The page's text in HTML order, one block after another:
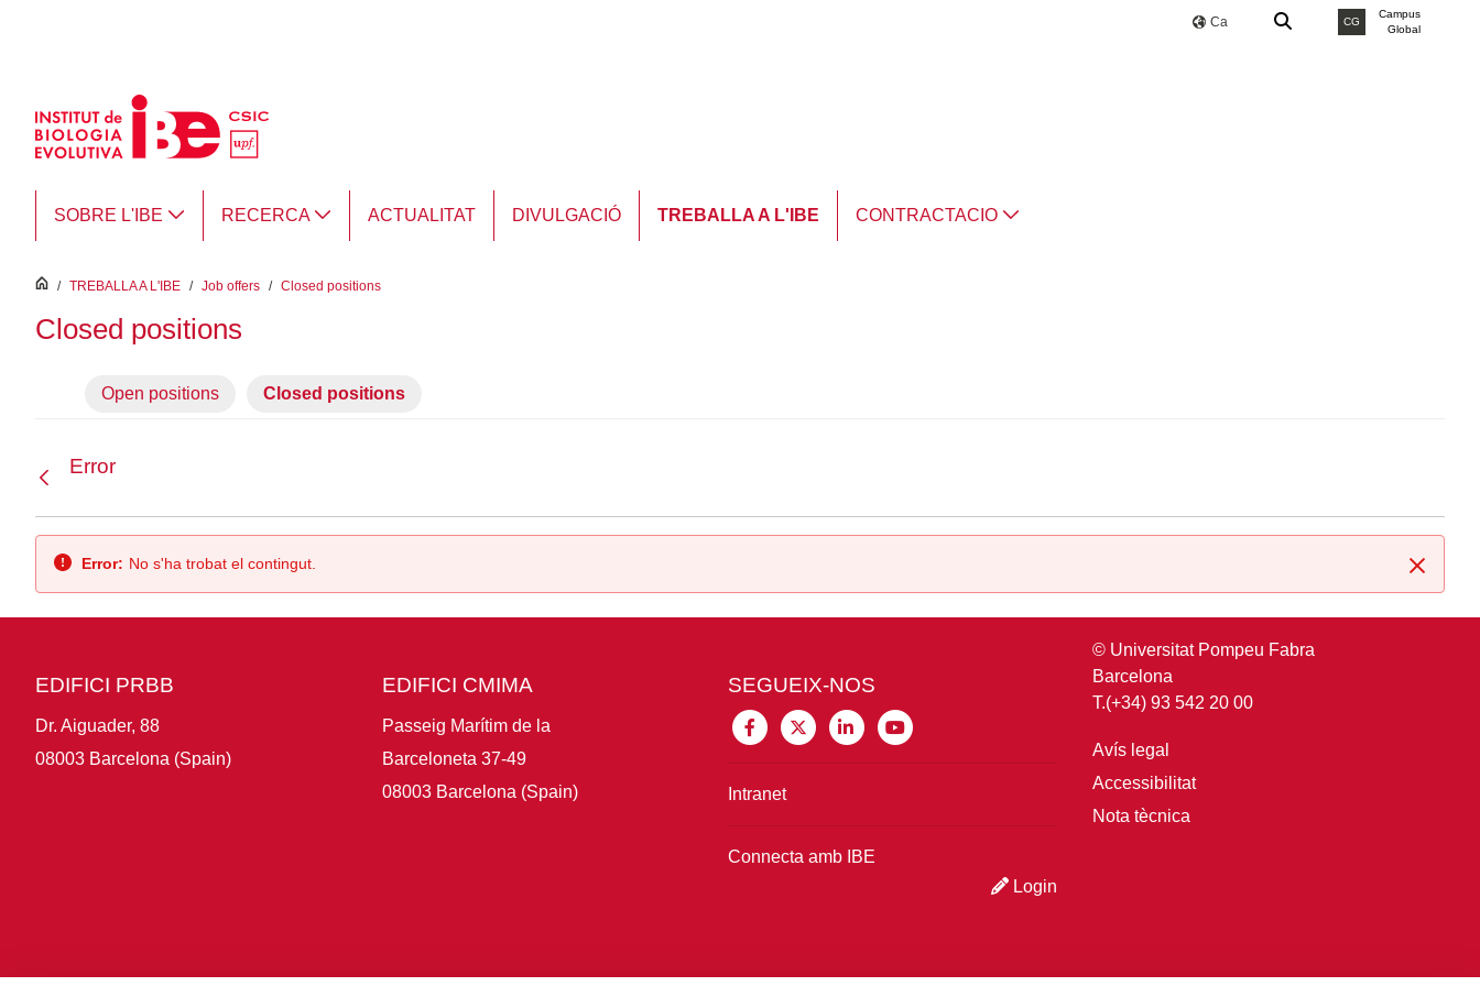
Ca CG
Campus
Global
SOBRE L'IBE RECERCA ACTUALITAT DIVULGACIÓ TREBALLA A L'IBE CONTRACTACIO
inici
/ TREBALLA A L'IBE / Job offers / Closed positions
Closed positions
Open positions Closed positions
Error
Tanca
Error: No s'ha trobat el contingut.
EDIFICI PRBB
Dr. Aiguader, 88
08003 Barcelona (Spain)
EDIFICI CMIMA
Passeig Marítim de la
Barceloneta 37-49
08003 Barcelona (Spain)
SEGUEIX-NOS
Intranet
Connecta amb IBE
Login
© Universitat Pompeu Fabra
Barcelona
T.(+34) 93 542 20 00
Avís legal
Accessibilitat
Nota tècnica